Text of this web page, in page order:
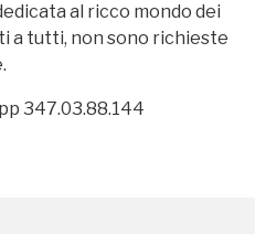
al ricco mondo dei
a tutti, non sono richieste
347.03.88.144